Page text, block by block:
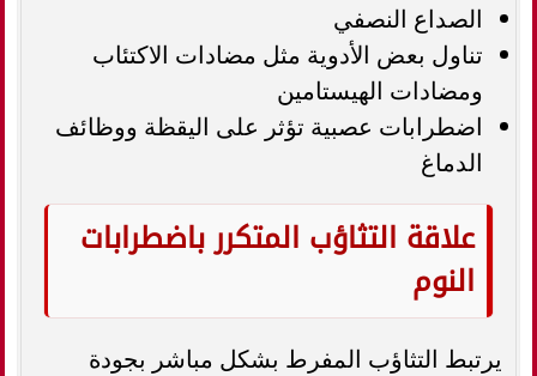
الصداع النصفي
تناول بعض الأدوية مثل مضادات الاكتئاب
ومضادات الهيستامين
اضطرابات عصبية تؤثر على اليقظة ووظائف
الدماغ
علاقة التثاؤب المتكرر باضطرابات
النوم
يرتبط التثاؤب المفرط بشكل مباشر بجودة